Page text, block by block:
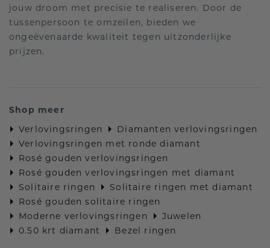
jouw droom met precisie te realiseren. Door de
tussenpersoon te omzeilen, bieden we
ongeëvenaarde kwaliteit tegen uitzonderlijke
prijzen.
Shop meer
Verlovingsringen
Diamanten verlovingsringen
Verlovingsringen met ronde diamant
Rosé gouden verlovingsringen
Rosé gouden verlovingsringen met diamant
Solitaire ringen
Solitaire ringen met diamant
Rosé gouden solitaire ringen
Moderne verlovingsringen
Juwelen
0.50 krt diamant
Bezel ringen